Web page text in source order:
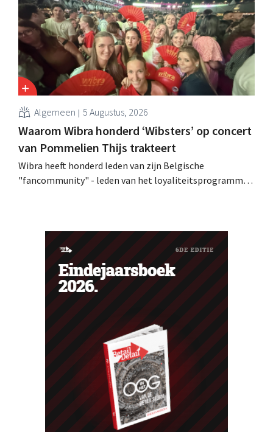
Algemeen 5 Augustus, 2026
Waarom Wibra honderd ‘Wibsters’ op concert
van Pommelien Thijs trakteert
Wibra heeft honderd leden van zijn Belgische
"fancommunity" - leden van het loyaliteitsprogramma -
uitbouwen.